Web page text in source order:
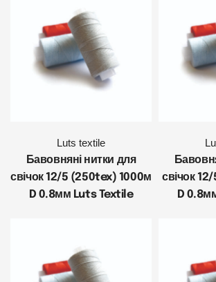
Luts textile
Бавовняні нитки для
свічок 12/5 (250tex) 1000м
D 0.8мм Luts Textile
свічок
D